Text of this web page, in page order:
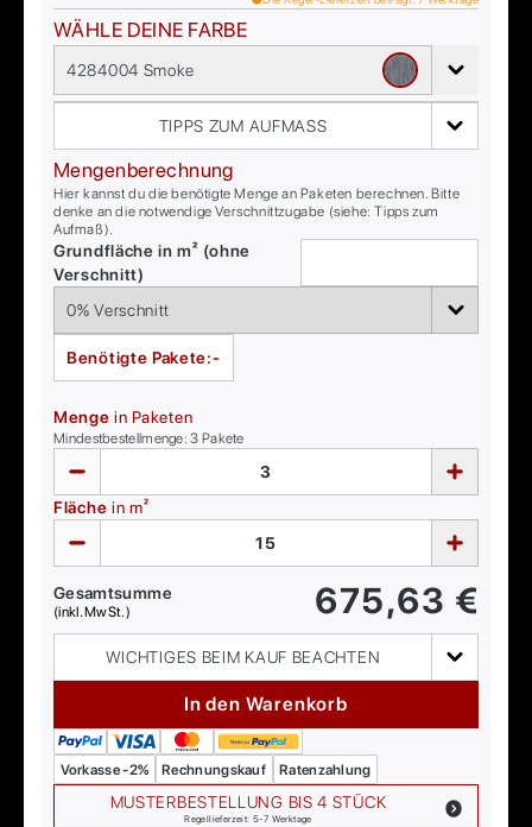
WÄHLE DEINE FARBE
4284004 Smoke
TIPPS ZUM AUFMASS
Mengenberechnung
Hier kannst du die benötigte Menge an Paketen berechnen. Bitte
denke an die notwendige Verschnittzugabe (siehe: Tipps zum
Aufmaß).
Grundfläche in m² (ohne
Verschnitt)
Benötigte Pakete:-
Menge in Paketen
Mindestbestellmenge:3 Pakete
Fläche in m²
Gesamtsumme
(inkl. MwSt.) 675,63 €
WICHTIGES BEIM KAUF BEACHTEN
In den Warenkorb
Vorkasse -2% Rechnungskauf Ratenzahlung
MUSTERBESTELLUNG BIS 4 STÜCK
Regellieferzeit: 5-7 Werktage